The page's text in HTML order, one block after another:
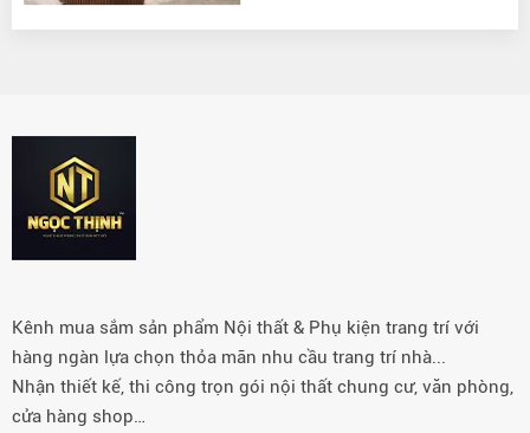
Kênh mua sắm sản phẩm Nội thất & Phụ kiện trang trí với
hàng ngàn lựa chọn thỏa mãn nhu cầu trang trí nhà...
Nhận thiết kế, thi công trọn gói nội thất chung cư, văn phòng,
cửa hàng shop…